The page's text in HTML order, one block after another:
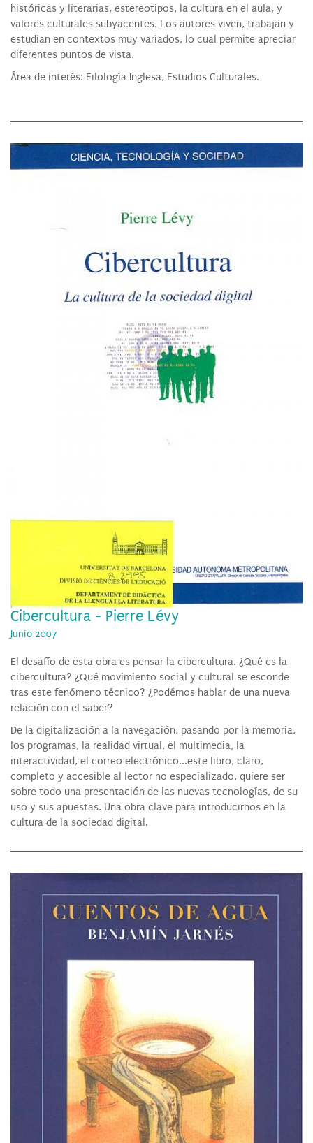
históricas y literarias, estereotipos, la cultura en el aula, y
valores culturales subyacentes. Los autores viven, trabajan y
estudian en contextos muy variados, lo cual permite apreciar
diferentes puntos de vista.
Área de interés: Filología Inglesa, Estudios Culturales.
Cibercultura - Pierre Lévy
Junio 2007
El desafío de esta obra es pensar la cibercultura. ¿Qué es la
cibercultura? ¿Qué movimiento social y cultural se esconde
tras este fenómeno técnico? ¿Podémos hablar de una nueva
relación con el saber?
De la digitalización a la navegación, pasando por la memoria,
los programas, la realidad virtual, el multimedia, la
interactividad, el correo electrónico...este libro, claro,
completo y accesible al lector no especializado, quiere ser
sobre todo una presentación de las nuevas tecnologías, de su
uso y sus apuestas. Una obra clave para introducirnos en la
cultura de la sociedad digital.